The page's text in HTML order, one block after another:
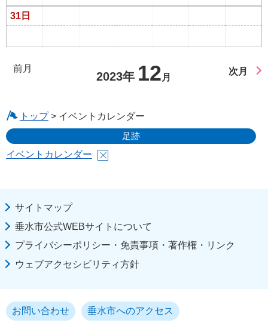
31日
前月
2023年 12 月
次月
トップ> イベントカレンダー
足跡
イベントカレンダー
サイトマップ
垂水市公式WEBサイトについて
プライバシーポリシー・免責事項・著作権・リンク
ウェブアクセシビリティ方針
お問い合わせ 垂水市へのアクセス